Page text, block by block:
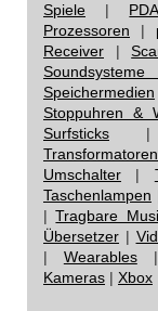
Spiele | PDA
Prozessoren |
Receiver |
Speichermedien
Stoppuhren &
Surfsticks
Transformatoren
Umschalter |
Taschenlampen
|Tragbare
Übersetzer |
| Wearables
Kameras | Xbox